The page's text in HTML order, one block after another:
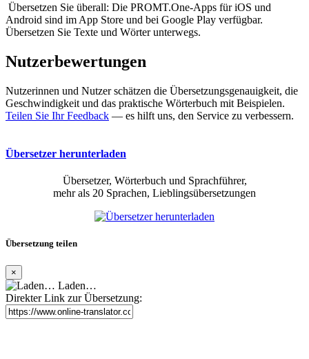
Übersetzen Sie überall: Die PROMT.One-Apps für iOS und
Android sind im App Store und bei Google Play verfügbar.
Übersetzen Sie Texte und Wörter unterwegs.
Nutzerbewertungen
Nutzerinnen und Nutzer schätzen die Übersetzungsgenauigkeit, die
Geschwindigkeit und das praktische Wörterbuch mit Beispielen.
Teilen Sie Ihr Feedback — es hilft uns, den Service zu verbessern.
Übersetzer herunterladen
Übersetzer, Wörterbuch und Sprachführer,
mehr als 20 Sprachen, Lieblingsübersetzungen
Übersetzung teilen
×
Laden…
Direkter Link zur Übersetzung: